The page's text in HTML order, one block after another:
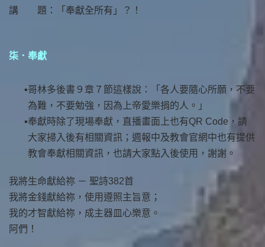
講 題：「奉獻全所有」？！
柒．奉獻
哥林多後書９章７節這樣說：「各人要隨心所願，不要
為難，不要勉強，因為上帝愛樂捐的人。」
奉獻時除了現場奉獻，直播畫面上也有QR Code，請
大家掃入後有相關資訊；週報中及教會官網中也有提供
教會奉獻相關資訊，也請大家點入後使用，謝謝。
我將生命獻給祢 － 聖詩382首
我將金錢獻給祢，使用遵照主旨意；
我的才智獻給祢，成主器皿心樂意。
阿們！